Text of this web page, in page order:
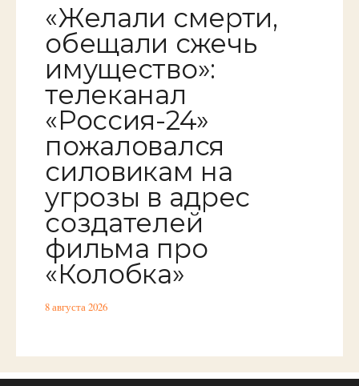
«Желали смерти,
обещали сжечь
имущество»:
телеканал
«Россия-24»
пожаловался
силовикам на
угрозы в адрес
создателей
фильма про
«Колобка»
8 августа 2026